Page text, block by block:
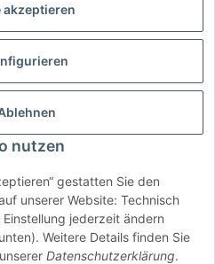
zzgl.Versand
GmbH
Plastic Bomb GmbH
akzeptieren
nutzen
gestatten Sie den
unserer Website: Technisch
jederzeit ändern
Weitere Details finden Sie
Datenschutzerklärung.